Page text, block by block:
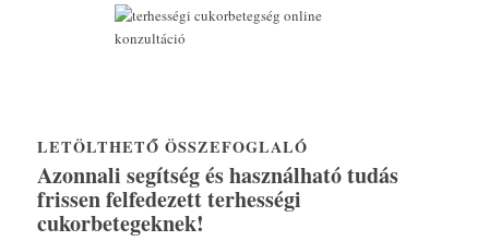
LETÖLTHETŐ ÖSSZEFOGLALÓ
Azonnali segítség és használható tudás
frissen felfedezett terhességi
cukorbetegeknek!